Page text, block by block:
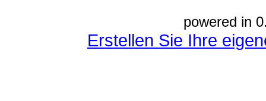
powered in
Erstellen Sie Ihre